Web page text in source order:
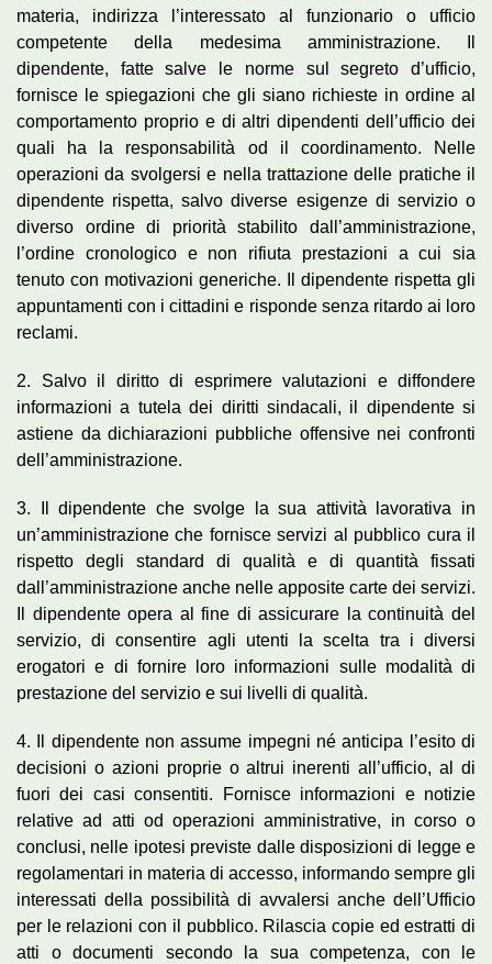
materia, indirizza l’interessato al funzionario o ufficio
competente della medesima amministrazione. Il
dipendente, fatte salve le norme sul segreto d’ufficio,
fornisce le spiegazioni che gli siano richieste in ordine al
comportamento proprio e di altri dipendenti dell’ufficio dei
quali ha la responsabilità od il coordinamento. Nelle
operazioni da svolgersi e nella trattazione delle pratiche il
dipendente rispetta, salvo diverse esigenze di servizio o
diverso ordine di priorità stabilito dall’amministrazione,
l’ordine cronologico e non rifiuta prestazioni a cui sia
tenuto con motivazioni generiche. Il dipendente rispetta gli
appuntamenti con i cittadini e risponde senza ritardo ai loro
reclami.
2. Salvo il diritto di esprimere valutazioni e diffondere
informazioni a tutela dei diritti sindacali, il dipendente si
astiene da dichiarazioni pubbliche offensive nei confronti
dell’amministrazione.
3. Il dipendente che svolge la sua attività lavorativa in
un’amministrazione che fornisce servizi al pubblico cura il
rispetto degli standard di qualità e di quantità fissati
dall’amministrazione anche nelle apposite carte dei servizi.
Il dipendente opera al fine di assicurare la continuità del
servizio, di consentire agli utenti la scelta tra i diversi
erogatori e di fornire loro informazioni sulle modalità di
prestazione del servizio e sui livelli di qualità.
4. Il dipendente non assume impegni né anticipa l’esito di
decisioni o azioni proprie o altrui inerenti all’ufficio, al di
fuori dei casi consentiti. Fornisce informazioni e notizie
relative ad atti od operazioni amministrative, in corso o
conclusi, nelle ipotesi previste dalle disposizioni di legge e
regolamentari in materia di accesso, informando sempre gli
interessati della possibilità di avvalersi anche dell’Ufficio
per le relazioni con il pubblico. Rilascia copie ed estratti di
atti o documenti secondo la sua competenza, con le